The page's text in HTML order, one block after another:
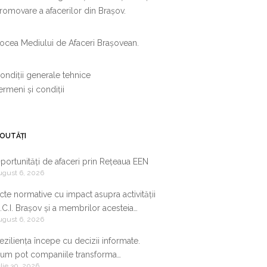
a afacerilor din Brașov.
Mediului de Afaceri Brașovean.
generale tehnice
și condiții
de afaceri prin Rețeaua EEN
6, 2026
normative cu impact asupra activității
Brașov și a membrilor acesteia
05.08.2026
6, 2026
începe cu decizii informate.
pot companiile transforma